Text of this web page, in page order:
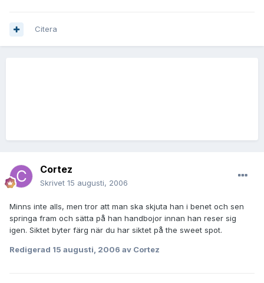
Citera
Cortez
Skrivet 15 augusti, 2006
Minns inte alls, men tror att man ska skjuta han i benet och sen
springa fram och sätta på han handbojor innan han reser sig
igen. Siktet byter färg när du har siktet på the sweet spot.
Redigerad 15 augusti, 2006 av Cortez